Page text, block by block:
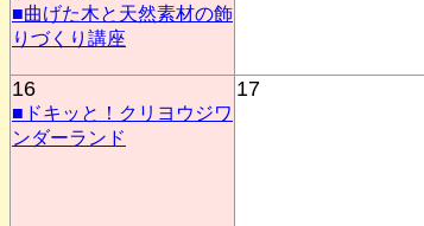
■曲げた木と天然素材の飾
りづくり講座
16
■ドキッと！クリヨウジワ
ンダーランド
17